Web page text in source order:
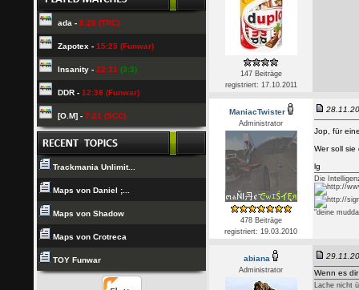
ada - 8:28 (TRC)
Zapotex - 15:25 (Funwar)
Insanity - 22:31 (3:3)
DDR - 12:38 (Funwar)
[O.M] - 7:21 (SCC)
Trackmania Unlimit...
Maps von Daniel ;...
Maps von Shadow
Maps von Crotreca
TOY Funwar
147 Beiträge
registriert: 17.10.2011
ManiacTwister
Administrator
478 Beiträge
registriert: 19.03.2010
Jop, für
Wer soll
lg
Die
"deine
abiana
Administrator
Wenn es
Lache nicht